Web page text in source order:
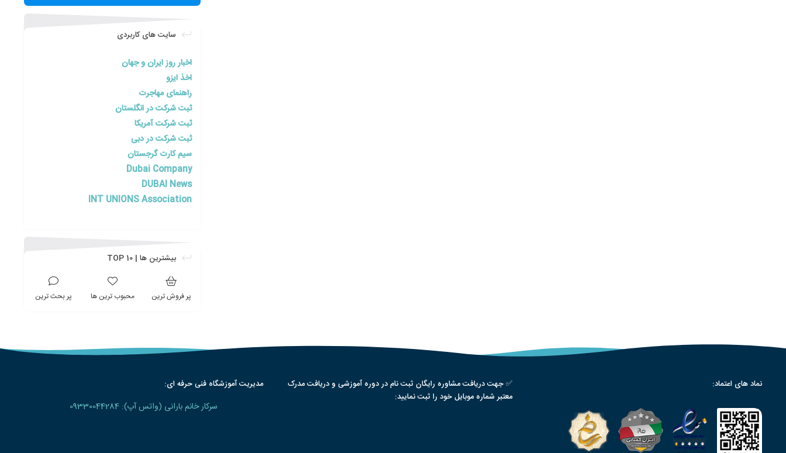
سایت های کاربردی
اخبار روز ایران و جهان
اخذ ایزو
راهنمای مهاجرت
ثبت شرکت در انگلستان
ثبت شرکت آمریکا
ثبت شرکت در دبی
سیم کارت گرجستان
Dubai Company
DUBAI News
INT UNIONS Association
بیشترین ها | TOP 10
پر فروش ترین محبوب ترین ها پر بحث ترین
نماد های اعتماد:
✅ جهت دریافت مشاوره رایگان ثبت نام در دوره آموزشی و دریافت مدرک
معتبر شماره موبایل خود را ثبت نمایید:
مدیریت آموزشگاه فنی حرفه ای:
سرکار خانم بارانی (واتس آپ): 09330044284